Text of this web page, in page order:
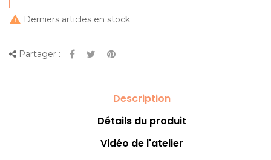
 Derniers articles en stock
Partager :
Description
Détails du produit
Vidéo de l'atelier